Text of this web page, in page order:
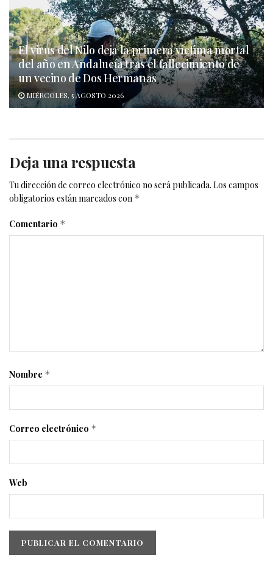
El virus del Nilo deja la primera víctima mortal
del año en Andalucía tras el fallecimiento de
un vecino de Dos Hermanas
MIÉRCOLES, 5 AGOSTO 2026
Deja una respuesta
Tu dirección de correo electrónico no será publicada. Los campos
obligatorios están marcados con *
Comentario *
Nombre *
Correo electrónico *
Web